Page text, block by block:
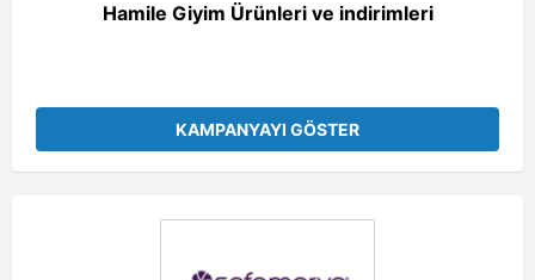
Hamile Giyim Ürünleri ve indirimleri
KAMPANYAYI GÖSTER